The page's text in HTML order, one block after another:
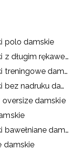
polo damskie
Koszulki z długim rękawem damskie
Koszulki treningowe damskie
Koszulki bez nadruku damskie
oversize damskie
Koszulki bawełniane damskie
damskie